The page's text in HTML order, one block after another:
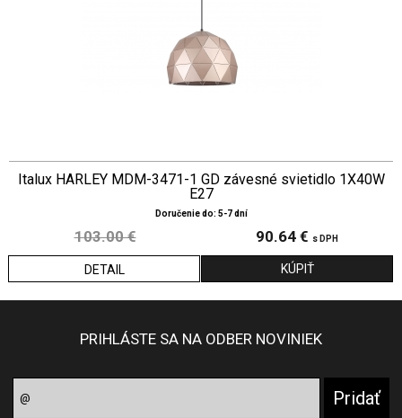
Italux HARLEY MDM-3471-1 GD závesné svietidlo 1X40W
E27
Doručenie do: 5-7 dní
103.00 € 90.64 € s DPH
DETAIL
PRIHLÁSTE SA NA ODBER NOVINIEK